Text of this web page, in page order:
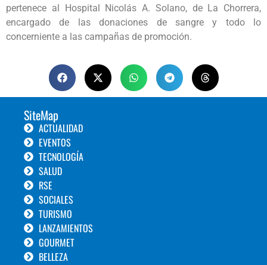
pertenece al Hospital Nicolás A. Solano, de La Chorrera,
encargado de las donaciones de sangre y todo lo
concerniente a las campañas de promoción.
SiteMap
ACTUALIDAD
EVENTOS
TECNOLOGÍA
SALUD
RSE
SOCIALES
TURISMO
LANZAMIENTOS
GOURMET
BELLEZA